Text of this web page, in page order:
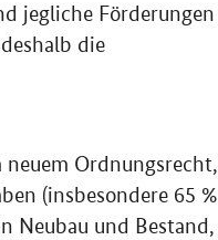
jegliche Förderungen
die
Ordnungsrecht,
(insbesondere 65 %
Neubau und Bestand,